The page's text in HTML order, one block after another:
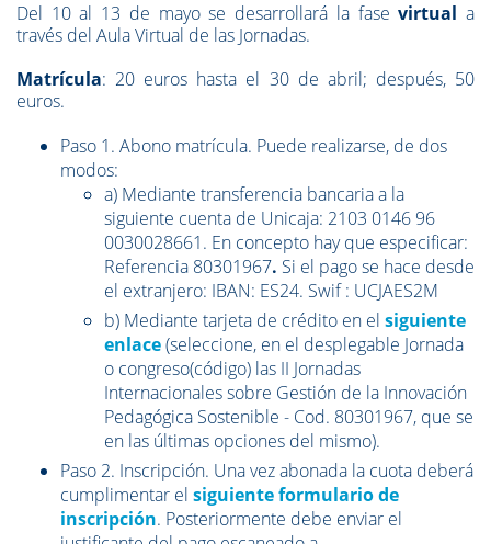
Del 10 al 13 de mayo se desarrollará la fasevirtual a
través del Aula Virtual de las Jornadas.
Matrícula: 20 euros hasta el 30 de abril; después, 50
euros.
Paso 1. Abono matrícula. Puede realizarse, de dos
modos:
a) Mediante transferencia bancaria a la
siguiente cuenta de Unicaja: 2103 0146 96
0030028661. En concepto hay que especificar:
Referencia 80301967. Si el pago se hace desde
el extranjero: IBAN: ES24. Swif : UCJAES2M
b) Mediante tarjeta de crédito en el siguiente
enlace(seleccione, en el desplegable Jornada
o congreso(código) las II Jornadas
Internacionales sobre Gestión de la Innovación
Pedagógica Sostenible - Cod. 80301967, que se
en las últimas opciones del mismo).
Paso 2. Inscripción. Una vez abonada la cuota deberá
cumplimentar el siguiente formulario de
inscripción. Posteriormente debe enviar el